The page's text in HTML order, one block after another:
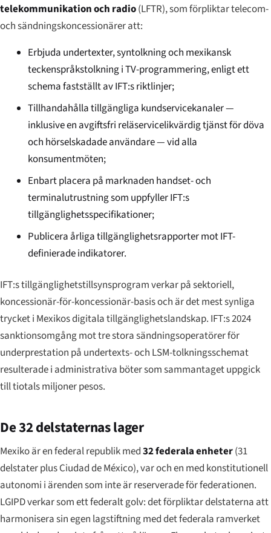
telekommunikation och radio(LFTR), som förpliktar telecom-
och sändningskoncessionärer att:
Erbjuda undertexter, syntolkning och mexikansk
teckenspråkstolkning i TV-programmering, enligt ett
schema fastställt av IFT:s riktlinjer;
Tillhandahålla tillgängliga kundservicekanaler —
inklusive en avgiftsfri reläservicelikvärdig tjänst för döva
och hörselskadade användare — vid alla
konsumentmöten;
Enbart placera på marknaden handset- och
terminalutrustning som uppfyller IFT:s
tillgänglighetsspecifikationer;
Publicera årliga tillgänglighetsrapporter mot IFT-
definierade indikatorer.
IFT:s tillgänglighetstillsynsprogram verkar på sektoriell,
koncessionär-för-koncessionär-basis och är det mest synliga
trycket i Mexikos digitala tillgänglighetslandskap. IFT:s 2024
sanktionsomgång mot tre stora sändningsoperatörer för
underprestation på undertexts- och LSM-tolkningsschemat
resulterade i administrativa böter som sammantaget uppgick
till tiotals miljoner pesos.
De 32 delstaternas lager
Mexiko är en federal republik med32 federala enheter(31
delstater plus Ciudad de México), var och en med konstitutionell
autonomi i ärenden som inte är reserverade för federationen.
LGIPD verkar som ett federalt golv: det förpliktar delstaterna att
harmonisera sin egen lagstiftning med det federala ramverket